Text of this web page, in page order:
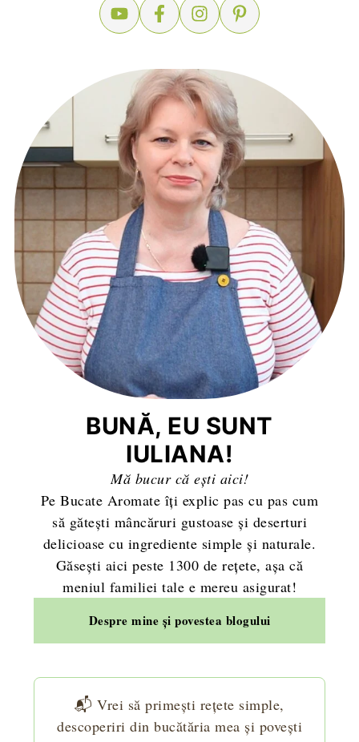
BUNĂ, EU SUNT
IULIANA!
Mă bucur că ești aici!
Pe Bucate Aromate îți explic pas cu pas cum
să gătești mâncăruri gustoase și deserturi
delicioase cu ingrediente simple și naturale.
Găsești aici peste 1300 de rețete, așa că
meniul familiei tale e mereu asigurat!
Despre mine și povestea blogului
📬 Vrei să primești rețete simple,
descoperiri din bucătăria mea și povești